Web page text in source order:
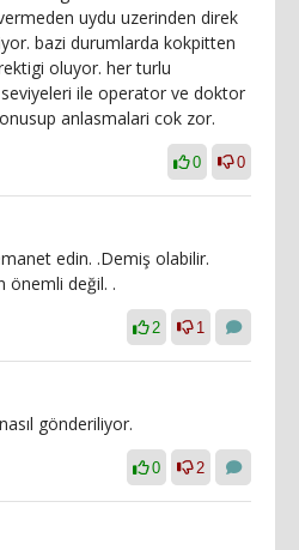
uydu uzerinden direk
bazi durumlarda kokpitten
oluyor. her turlu
ile operator ve doktor
anlasmalari cok zor.
0 0
edin. .Demiş olabilir.
önemli değil. .
2 1
gönderiliyor.
0 2